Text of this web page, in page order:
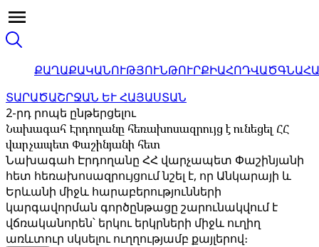
ՔԱՂԱՔԱԿԱՆՈՒԹՅՈՒՆԹՈՒՐՔԻԱՀՈԴՎԱԾ
ՏԱՐԱԾԱՇՐՋԱՆ ԵՒ ՀԱՅԱՍՏԱՆ
2-րդ րոպե ընթերցելու
Նախագահ Էրդողանը հեռախոսազրույց է ունեցել ՀՀ
վարչապետ Փաշինյանի հետ
Նախագահ Էրդողանը ՀՀ վարչապետ Փաշինյանի
հետ հեռախոսազրույցում նշել է, որ Անկարայի և
Երևանի միջև հարաբերությունների
կարգավորման գործընթացը շարունակվում է
վճռականորեն՝ երկու երկրների միջև ուղիղ
առևտուր սկսելու ուղղությամբ քայլերով։